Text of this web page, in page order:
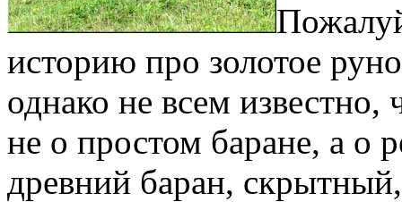
историю про золотое
однако не всем известно,
не о простом баране, а о
древний баран,